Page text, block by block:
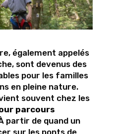
également appelés
sont devenus des
pour les familles
en pleine nature.
souvent chez les
parcours
partir de quand un
sur les ponts de